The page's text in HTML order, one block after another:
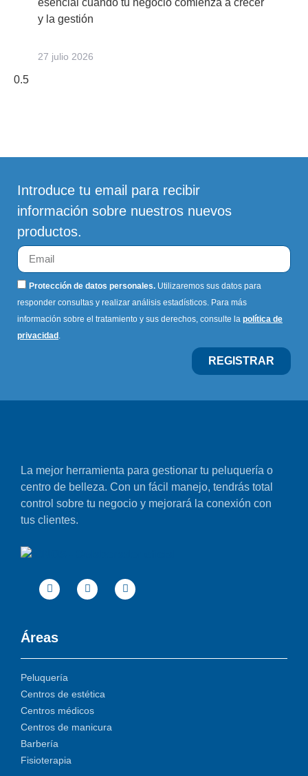
y la gestión
27 julio 2026
Introduce tu email para recibir
información sobre nuestros nuevos
productos.
Protección de datos personales. Utilizaremos sus datos para
responder consultas y realizar análisis estadísticos. Para más
información sobre el tratamiento y sus derechos, consulte la política de
privacidad.
REGISTRAR
La mejor herramienta para gestionar tu peluquería o
centro de belleza. Con un fácil manejo, tendrás total
control sobre tu negocio y mejorará la conexión con
tus clientes.
Áreas
Peluquería
Centros de estética
Centros médicos
Centros de manicura
Barbería
Fisioterapia